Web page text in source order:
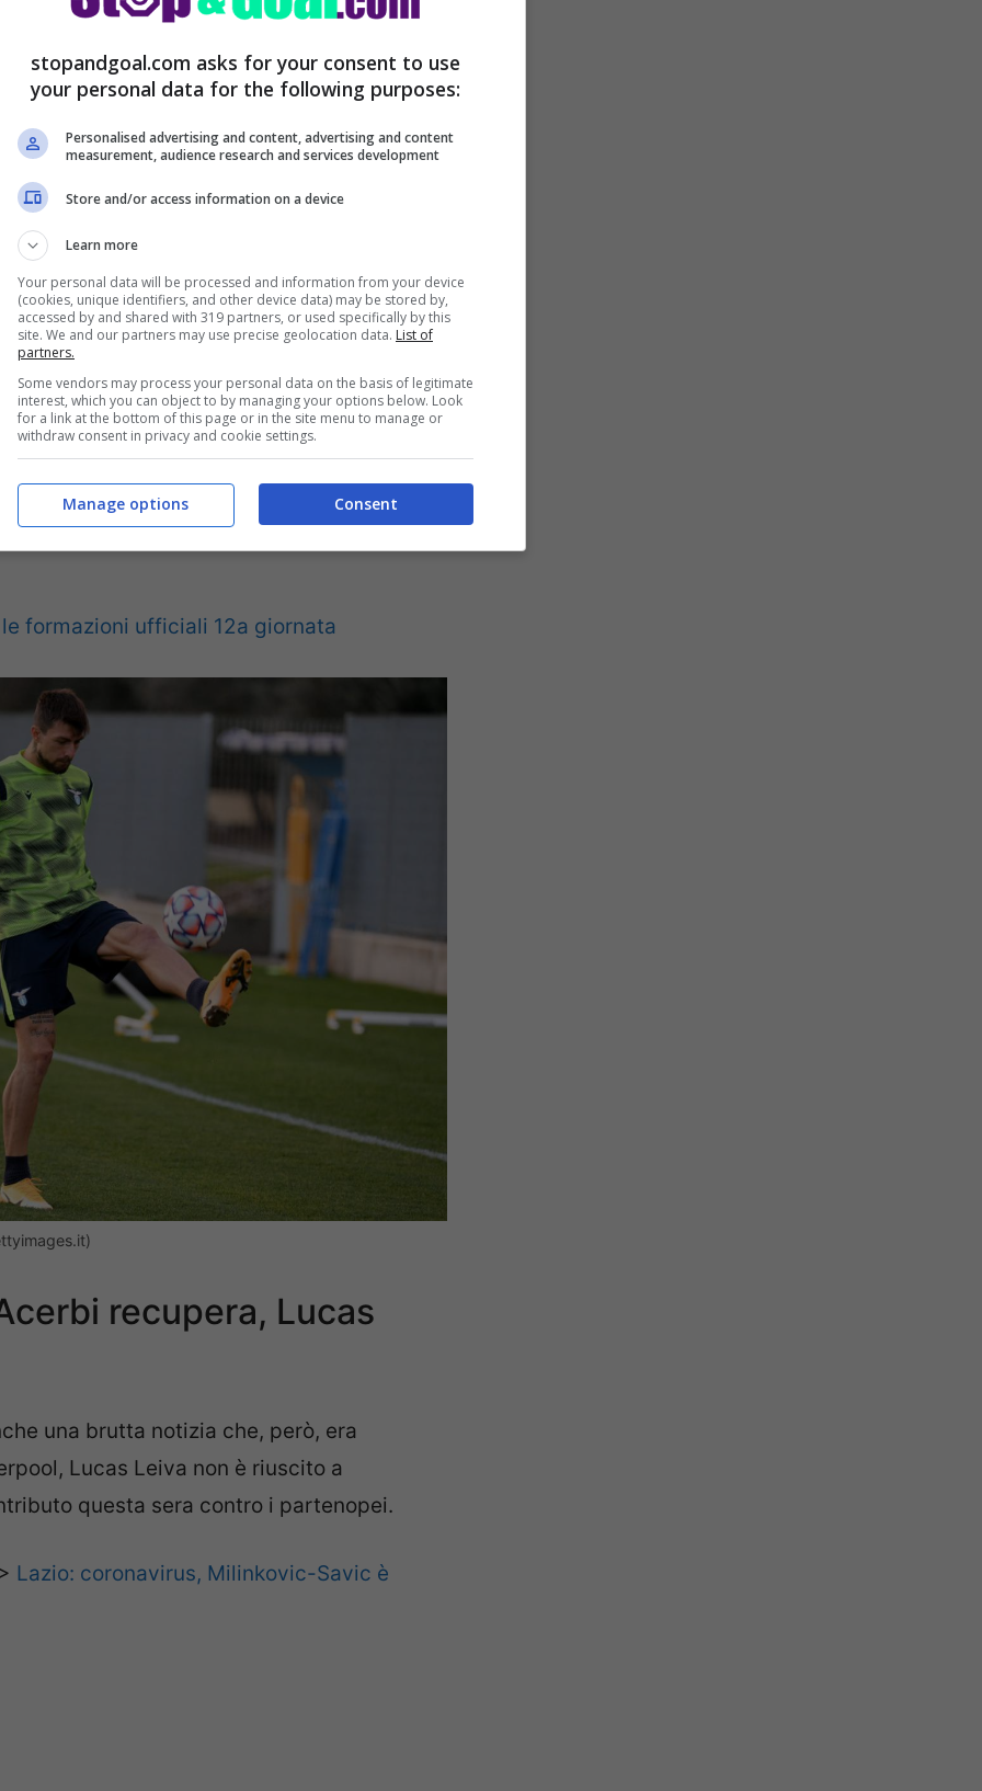
durante la partita persa dalla sua Lazio, in
a sostituirlo è stato il nuovo
pensare che potesse rientrare
nuovo anno, ma il centrale ha ridotto i
della sua squadra e del suo allenatore.
in trasferta, contro il Benevento del
pareggiando per 1-1.
formazioni ufficiali 12a giornata
recupera, Lucas
una brutta notizia che, però, era
Lucas Leiva non è riuscito a
questa sera contro i partenopei.
Lazio: coronavirus, Milinkovic-Savic è
stopandgoal.com asks for your consent to use
your personal data for the following purposes:
Personalised advertising and content, advertising and content
measurement, audience research and services development
Store and/or access information on a device
Learn more
Your personal data will be processed and information from your device
(cookies, unique identifiers, and other device data) may be stored by,
accessed by and shared with 319 partners, or used specifically by this
site. We and our partners may use precise geolocation data. List of
partners.
Some vendors may process your personal data on the basis of legitimate
interest, which you can object to by managing your options below. Look
for a link at the bottom of this page or in the site menu to manage or
withdraw consent in privacy and cookie settings.
Consent
Manage options